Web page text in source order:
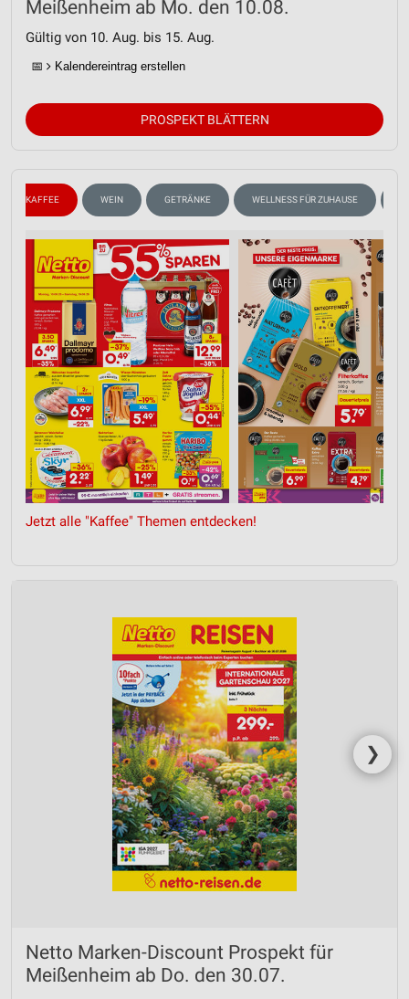
Meißenheim ab Mo. den 10.08.
Gültig von 10. Aug. bis 15. Aug.
📅 Kalendereintrag erstellen
PROSPEKT BLÄTTERN
KAFFEE WEIN GETRÄNKE WELLNESS FÜR ZUHAUSE
Jetzt alle "Kaffee" Themen entdecken!
❯
Netto Marken-Discount Prospekt für
Meißenheim ab Do. den 30.07.